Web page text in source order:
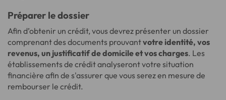
Préparer le dossier
Afin d’obtenir un crédit, vous devrez présenter un dossier
comprenant des documents prouvantvotre identité, vos
revenus, un justificatif de domicile et vos charges. Les
établissements de crédit analyseront votre situation
financière afin de s'assurer que vous serez en mesure de
rembourser le crédit.